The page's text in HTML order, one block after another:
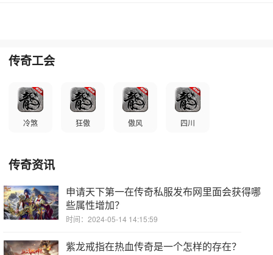
传奇工会
冷煞 狂傲 傲风 四川
传奇资讯
申请天下第一在传奇私服发布网里面会获得哪
些属性增加？
时间：2024-05-14 14:15:59
紫龙戒指在热血传奇是一个怎样的存在？